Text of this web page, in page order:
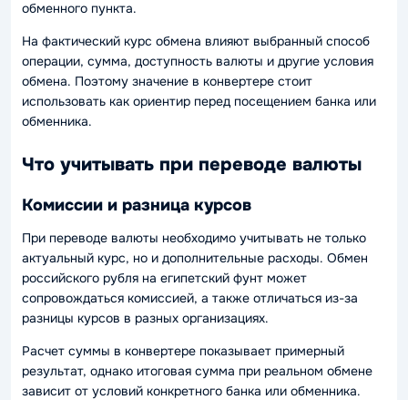
обменного пункта.
На фактический курс обмена влияют выбранный способ
операции, сумма, доступность валюты и другие условия
обмена. Поэтому значение в конвертере стоит
использовать как ориентир перед посещением банка или
обменника.
Что учитывать при переводе валюты
Комиссии и разница курсов
При переводе валюты необходимо учитывать не только
актуальный курс, но и дополнительные расходы. Обмен
российского рубля на египетский фунт может
сопровождаться комиссией, а также отличаться из-за
разницы курсов в разных организациях.
Расчет суммы в конвертере показывает примерный
результат, однако итоговая сумма при реальном обмене
зависит от условий конкретного банка или обменника.